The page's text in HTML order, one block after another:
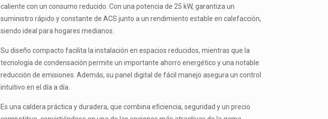
caliente con un consumo reducido. Con una potencia de 25 kW, garantiza un
suministro rápido y constante de ACS junto a un rendimiento estable en calefacción,
siendo ideal para hogares medianos.
Su diseño compacto facilita la instalación en espacios reducidos, mientras que la
tecnología de condensación permite un importante ahorro energético y una notable
reducción de emisiones. Además, su panel digital de fácil manejo asegura un control
intuitivo en el día a día.
Es una caldera práctica y duradera, que combina eficiencia, seguridad y un precio